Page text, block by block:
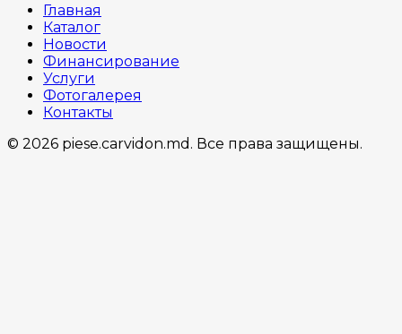
Главная
Каталог
Новости
Финансирование
Услуги
Фотогалерея
Контакты
© 2026 piese.carvidon.md. Все права защищены.